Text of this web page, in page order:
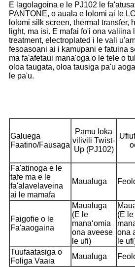
E lagolagoina e le PJ102 le
PANTONE, o auala e lolomi ai le
lolomi silk screen, thermal transfer,
light, ma isi. E mafai fo'i ona valiina
treatment, electroplated i le vali
fesoasoani ai i kamupani e fatuina
ma fa'afetaui mana'oga o le tele o
oloa taugata, oloa tausiga pa'u
le pa'u.
Galuega
Faatino/Fausaga
Pamu loka
vilivili Twist-
Up (PJ102)
Fa'atinoga e le
tafe ma e le
fa'alavelaveina
ai le mamafa
Maualuga
Faigofie o le
Fa'aaogaina
Maualuga
(E le
manaʻomia
ona aveese
le ufi)
(E le
ona
le
Tuufaatasiga o
Foliga Vaaia
Maualuga